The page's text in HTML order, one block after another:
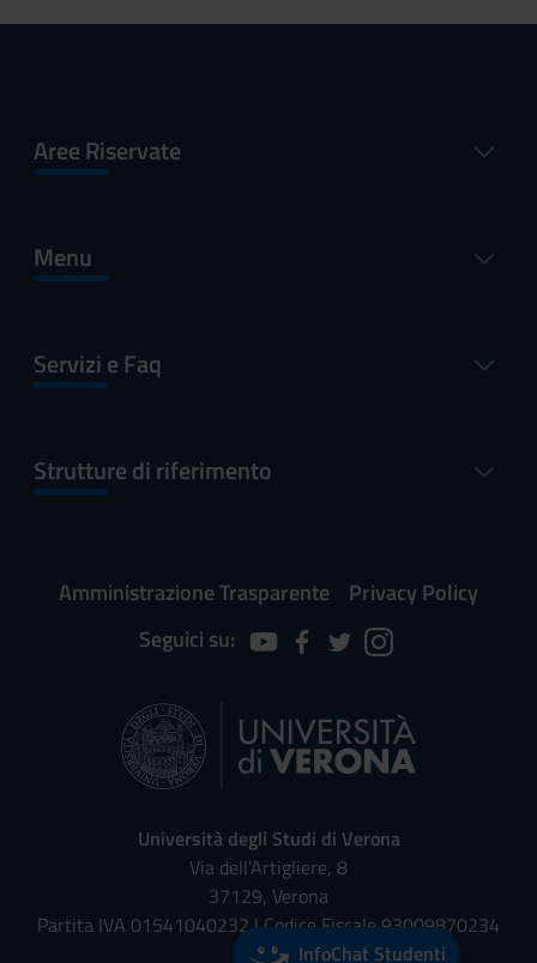
Aree Riservate
Menu
Servizi e Faq
Strutture di riferimento
Amministrazione Trasparente
Privacy Policy
Seguici su:
Università degli Studi di Verona
Via dell'Artigliere, 8
37129, Verona
Partita IVA 01541040232 | Codice Fiscale 93009870234
InfoChat Studenti